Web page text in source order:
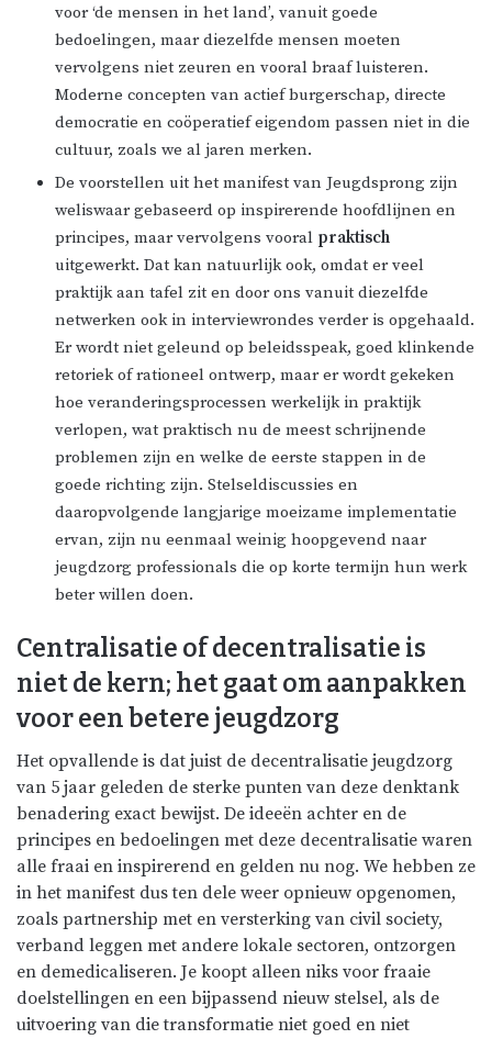
voor ‘de mensen in het land’, vanuit goede
bedoelingen, maar diezelfde mensen moeten
vervolgens niet zeuren en vooral braaf luisteren.
Moderne concepten van actief burgerschap, directe
democratie en coöperatief eigendom passen niet in die
cultuur, zoals we al jaren merken.
De voorstellen uit het manifest van Jeugdsprong zijn
weliswaar gebaseerd op inspirerende hoofdlijnen en
principes, maar vervolgens vooral praktisch
uitgewerkt. Dat kan natuurlijk ook, omdat er veel
praktijk aan tafel zit en door ons vanuit diezelfde
netwerken ook in interviewrondes verder is opgehaald.
Er wordt niet geleund op beleidsspeak, goed klinkende
retoriek of rationeel ontwerp, maar er wordt gekeken
hoe veranderingsprocessen werkelijk in praktijk
verlopen, wat praktisch nu de meest schrijnende
problemen zijn en welke de eerste stappen in de
goede richting zijn. Stelseldiscussies en
daaropvolgende langjarige moeizame implementatie
ervan, zijn nu eenmaal weinig hoopgevend naar
jeugdzorg professionals die op korte termijn hun werk
beter willen doen.
Centralisatie of decentralisatie is
niet de kern; het gaat om aanpakken
voor een betere jeugdzorg
Het opvallende is dat juist de decentralisatie jeugdzorg
van 5 jaar geleden de sterke punten van deze denktank
benadering exact bewijst. De ideeën achter en de
principes en bedoelingen met deze decentralisatie waren
alle fraai en inspirerend en gelden nu nog. We hebben ze
in het manifest dus ten dele weer opnieuw opgenomen,
zoals partnership met en versterking van civil society,
verband leggen met andere lokale sectoren, ontzorgen
en demedicaliseren. Je koopt alleen niks voor fraaie
doelstellingen en een bijpassend nieuw stelsel, als de
uitvoering van die transformatie niet goed en niet